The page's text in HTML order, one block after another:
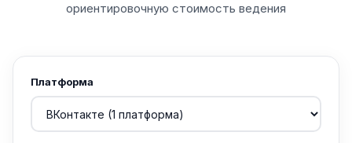
ориентировочную стоимость ведения
Платформа